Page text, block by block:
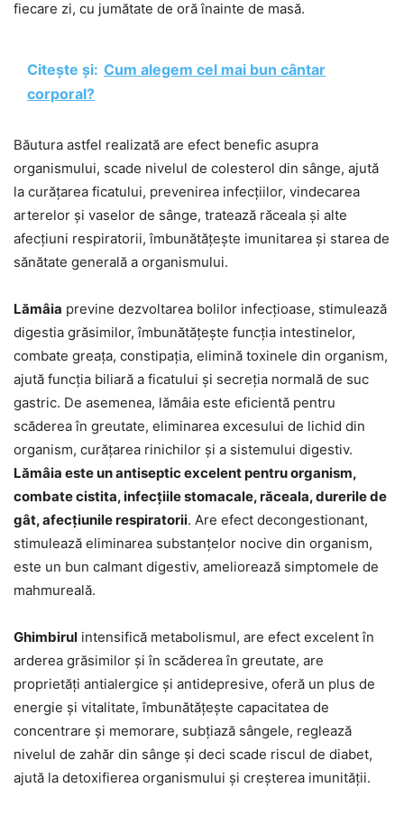
fiecare zi, cu jumătate de oră înainte de masă.
Citește și: Cum alegem cel mai bun cântar
corporal?
Băutura astfel realizată are efect benefic asupra
organismului, scade nivelul de colesterol din sânge, ajută
la curățarea ficatului, prevenirea infecțiilor, vindecarea
arterelor și vaselor de sânge, tratează răceala și alte
afecțiuni respiratorii, îmbunătățește imunitarea și starea de
sănătate generală a organismului.
Lămâia previne dezvoltarea bolilor infecțioase, stimulează
digestia grăsimilor, îmbunătățește funcția intestinelor,
combate greața, constipația, elimină toxinele din organism,
ajută funcția biliară a ficatului și secreția normală de suc
gastric. De asemenea, lămâia este eficientă pentru
scăderea în greutate, eliminarea excesului de lichid din
organism, curățarea rinichilor și a sistemului digestiv.
Lămâia este un antiseptic excelent pentru organism,
combate cistita, infecțiile stomacale, răceala, durerile de
gât, afecțiunile respiratorii. Are efect decongestionant,
stimulează eliminarea substanțelor nocive din organism,
este un bun calmant digestiv, ameliorează simptomele de
mahmureală.
Ghimbirul intensifică metabolismul, are efect excelent în
arderea grăsimilor și în scăderea în greutate, are
proprietăți antialergice și antidepresive, oferă un plus de
energie și vitalitate, îmbunătățește capacitatea de
concentrare și memorare, subțiază sângele, reglează
nivelul de zahăr din sânge și deci scade riscul de diabet,
ajută la detoxifierea organismului și creșterea imunității.